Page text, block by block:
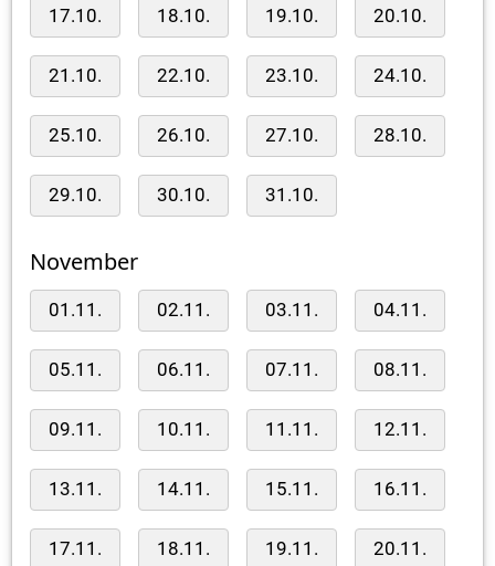
17.10. 18.10. 19.10. 20.10.
21.10. 22.10. 23.10. 24.10.
25.10. 26.10. 27.10. 28.10.
29.10. 30.10. 31.10.
November
01.11. 02.11. 03.11. 04.11.
05.11. 06.11. 07.11. 08.11.
09.11. 10.11. 11.11. 12.11.
13.11. 14.11. 15.11. 16.11.
17.11. 18.11. 19.11. 20.11.